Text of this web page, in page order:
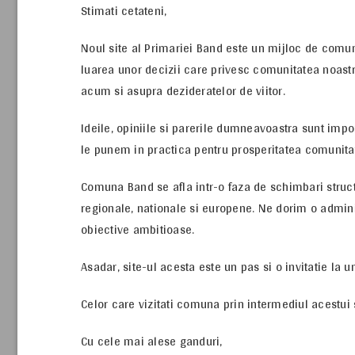
Stimati cetateni,
Noul site al Primariei Band este un mijloc de
luarea unor decizii care privesc comunitatea
acum si asupra dezideratelor de viitor.
Ideile, opiniile si parerile dumneavoastra sunt
le punem in practica pentru prosperitatea
Comuna Band se afla intr-o faza de schimbari
regionale, nationale si europene. Ne dorim o
obiective ambitioase.
Asadar, site-ul acesta este un pas si o invitatie la
Celor care vizitati comuna prin intermediul
Cu cele mai alese ganduri,